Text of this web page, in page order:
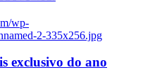
wp-
2-335x256.jpg
exclusivo do ano